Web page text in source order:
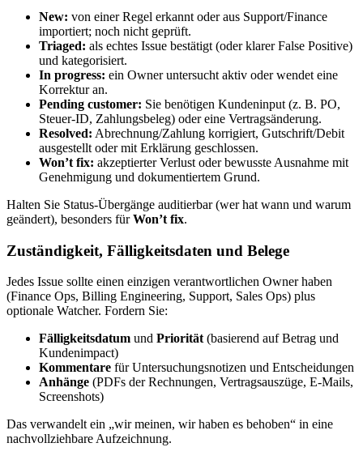
New: von einer Regel erkannt oder aus Support/Finance
importiert; noch nicht geprüft.
Triaged: als echtes Issue bestätigt (oder klarer False Positive)
und kategorisiert.
In progress: ein Owner untersucht aktiv oder wendet eine
Korrektur an.
Pending customer: Sie benötigen Kundeninput (z. B. PO,
Steuer‑ID, Zahlungsbeleg) oder eine Vertragsänderung.
Resolved: Abrechnung/Zahlung korrigiert, Gutschrift/Debit
ausgestellt oder mit Erklärung geschlossen.
Won’t fix: akzeptierter Verlust oder bewusste Ausnahme mit
Genehmigung und dokumentiertem Grund.
Halten Sie Status‑Übergänge auditierbar (wer hat wann und warum
geändert), besonders fürWon’t fix.
Zuständigkeit, Fälligkeitsdaten und Belege
Jedes Issue sollte einen einzigen verantwortlichen Owner haben
(Finance Ops, Billing Engineering, Support, Sales Ops) plus
optionale Watcher. Fordern Sie:
Fälligkeitsdatum und Priorität (basierend auf Betrag und
Kundenimpact)
Kommentare für Untersuchungsnotizen und Entscheidungen
Anhänge (PDFs der Rechnungen, Vertragsauszüge, E‑Mails,
Screenshots)
Das verwandelt ein „wir meinen, wir haben es behoben“ in eine
nachvollziehbare Aufzeichnung.